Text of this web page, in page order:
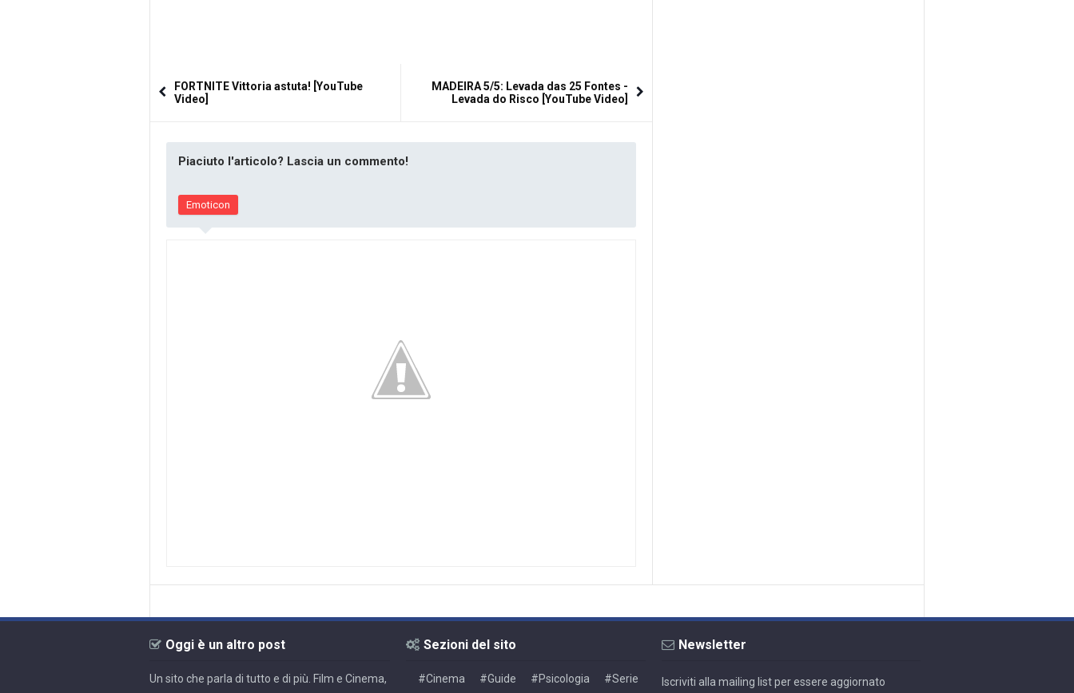
FORTNITE Vittoria astuta! [YouTube
Video]
MADEIRA 5/5: Levada das 25 Fontes -
Levada do Risco [YouTube Video]
Piaciuto l'articolo? Lascia un commento!
Emoticon
Oggi è un altro post
Un sito che parla di tutto e di più. Film e Cinema,
Sezioni del sito
#Cinema #Guide #Psicologia
#Serie
Newsletter
Iscriviti alla mailing list per essere aggiornato